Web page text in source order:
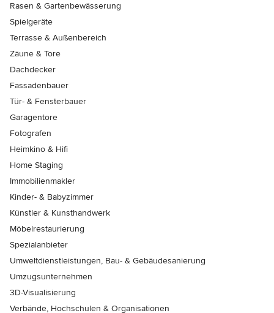
Rasen & Gartenbewässerung
Spielgeräte
Terrasse & Außenbereich
Zäune & Tore
Dachdecker
Fassadenbauer
Tür- & Fensterbauer
Garagentore
Fotografen
Heimkino & Hifi
Home Staging
Immobilienmakler
Kinder- & Babyzimmer
Künstler & Kunsthandwerk
Möbelrestaurierung
Spezialanbieter
Umweltdienstleistungen, Bau- & Gebäudesanierung
Umzugsunternehmen
3D-Visualisierung
Verbände, Hochschulen & Organisationen